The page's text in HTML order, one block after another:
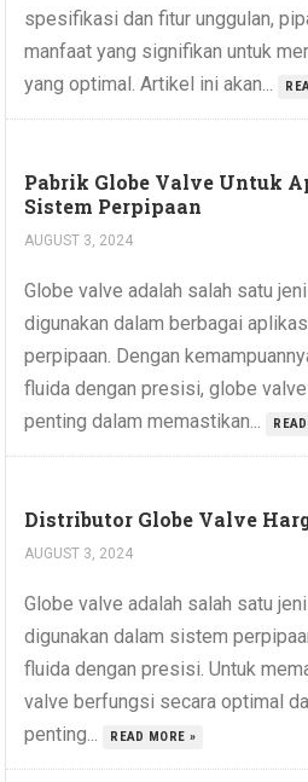
spesifikasi dan fitur unggulan,
manfaat yang signifikan untuk
yang optimal. Artikel ini akan...
Pabrik Globe Valve Untuk
Sistem Perpipaan
AUGUST 3, 2024
Globe valve adalah salah satu
digunakan dalam berbagai
perpipaan. Dengan
fluida dengan presisi, globe
penting dalam memastikan...
Distributor Globe Valve
AUGUST 3, 2024
Globe valve adalah salah satu
digunakan dalam sistem
fluida dengan presisi. Untuk
valve berfungsi secara optimal
penting...
READ MORE »